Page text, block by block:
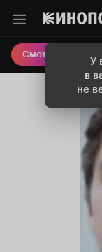
У
в
не
Смотреть кино